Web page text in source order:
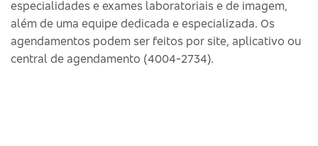
especialidades e exames laboratoriais e de imagem,
além de uma equipe dedicada e especializada. Os
agendamentos podem ser feitos por site, aplicativo ou
central de agendamento (4004-2734).